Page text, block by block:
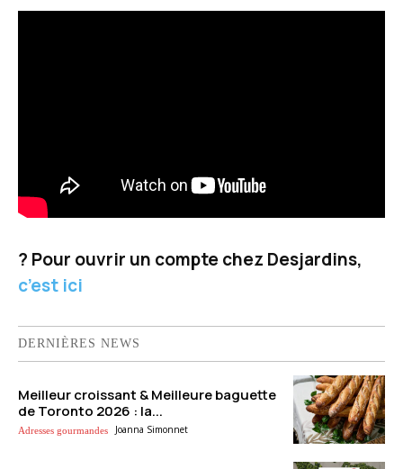
? Pour ouvrir un compte chez Desjardins,
c’est ici
DERNIÈRES NEWS
Meilleur croissant & Meilleure baguette
de Toronto 2026 : la...
Adresses gourmandes Joanna Simonnet